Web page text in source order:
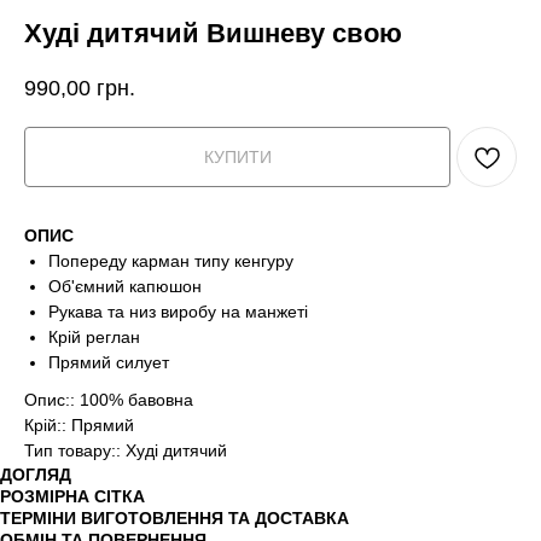
Худі дитячий Вишневу свою
990,00 грн.
КУПИТИ
ОПИС
Попереду карман типу кенгуру
Об'ємний капюшон
Рукава та низ виробу на манжеті
Крій реглан
Прямий силует
Опис:: 100% бавовна
Крій:: Прямий
Тип товару:: Худі дитячий
ДОГЛЯД
РОЗМІРНА СІТКА
ТЕРМІНИ ВИГОТОВЛЕННЯ ТА ДОСТАВКА